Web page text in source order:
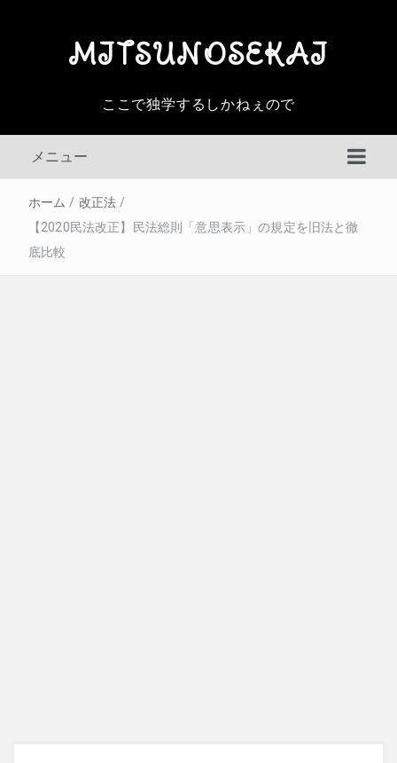
MITSUNOSEKAI
ここで独学するしかねぇので
メニュー
ホーム / 改正法 /
【2020民法改正】民法総則「意思表示」の規定を旧法と徹
底比較